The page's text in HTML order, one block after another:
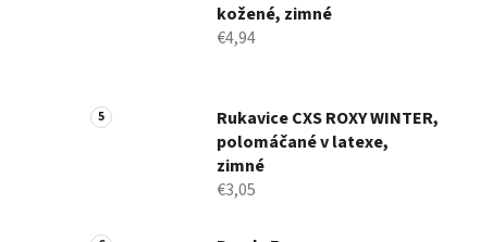
kožené, zimné
€4,94
Rukavice CXS ROXY WINTER,
polomáčané v latexe,
zimné
€3,05